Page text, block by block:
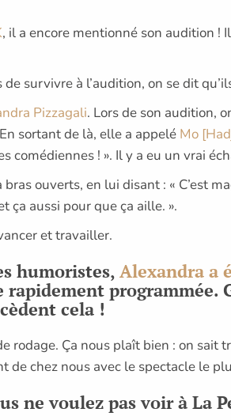
, il a encore mentionné son audition !
de survivre à l’audition, on se dit
Pizzagali. Lors de son audition,
sortant de là, elle a appelé Mo
comédiennes ! ». Il y a eu un vrai
ouverts, en lui disant : « C’est
ça aussi pour que ça aille. ».
et travailler.
humoristes, Alexandra a
rapidement programmée.
cela !
rodage. Ça nous plaît bien : on sait
de chez nous avec le spectacle le
ne voulez pas voir à La